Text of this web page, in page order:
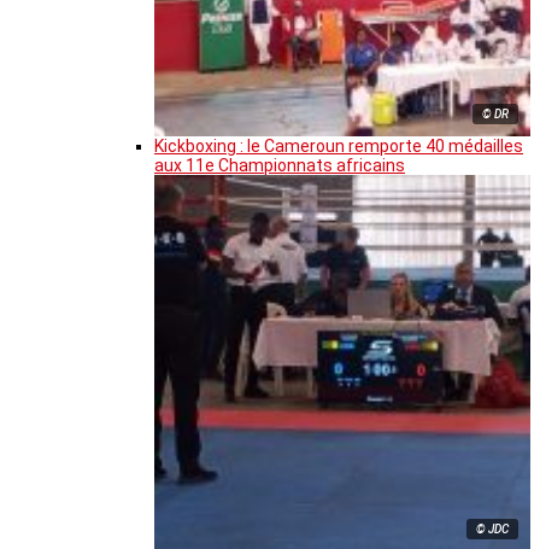
© DR
Kickboxing : le Cameroun remporte 40 médailles
aux 11e Championnats africains
© JDC